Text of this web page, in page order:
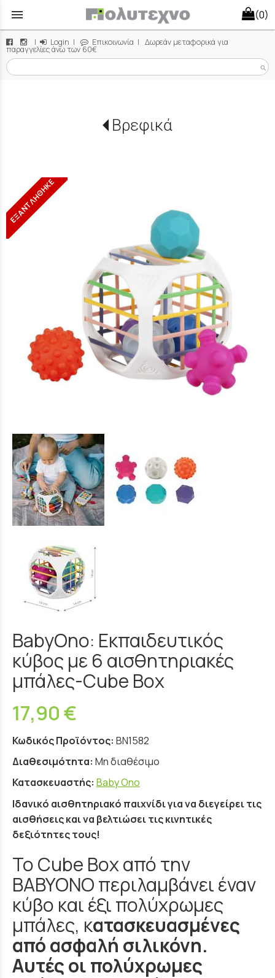
menu (0)
| Login | Επικοινωνία | Δωρεάν μεταφορικά για
παραγγελίες άνω των 60€
search
Βρεφικά
ΕΞΑΝΤΛΗΘΗΚΕ
BabyOno: Εκπαιδευτικός
κύβος με 6 αισθητηριακές
μπάλες-Cube Box
17,90 €
Κωδικός Προϊόντος: BN1582
Διαθεσιμότητα: Μη διαθέσιμο
Κατασκευαστής: Baby Ono
Ιδανικό αισθητηριακό παιχνίδι για να διεγείρει τις
αισθήσεις και να βελτιώσει τις κινητικές
δεξιότητες τους!
Το Cube Box από την
BABYONO περιλαμβάνει έναν
κύβο και έξι πολύχρωμες
μπάλες, κατασκευασμένες
από ασφαλή σιλικόνη.
Αυτές οι πολύχρωμες